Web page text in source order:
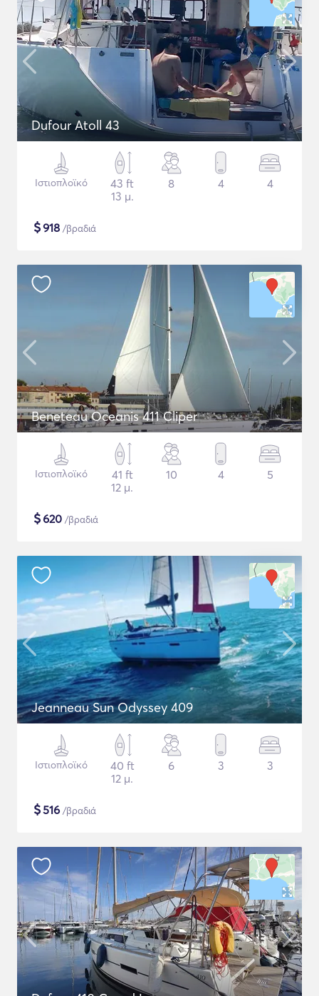
Dufour Atoll 43
Ιστιοπλοϊκό
43 ft
13 μ.
8 4 4
$918 /βραδιά
Beneteau Oceanis 411 Cliper
Ιστιοπλοϊκό
41 ft
12 μ.
10 4 5
$620 /βραδιά
Jeanneau Sun Odyssey 409
Ιστιοπλοϊκό
40 ft
12 μ.
6 3 3
$516 /βραδιά